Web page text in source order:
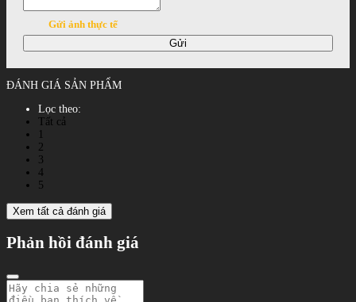
Gửi ảnh thực tế
Gửi
ĐÁNH GIÁ SẢN PHẨM
Lọc theo:
Tất cả
2
3
4
5
Xem tất cả đánh giá
Phản hồi đánh giá